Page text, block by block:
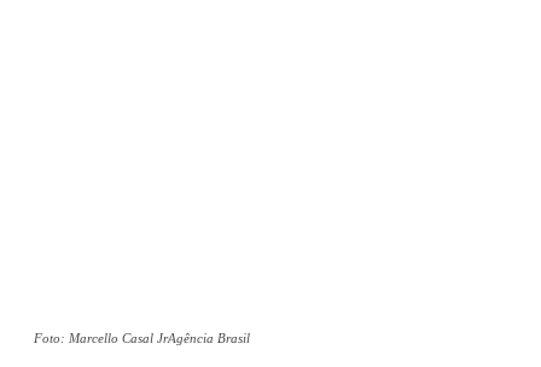
Foto: Marcello Casal JrAgência Brasil